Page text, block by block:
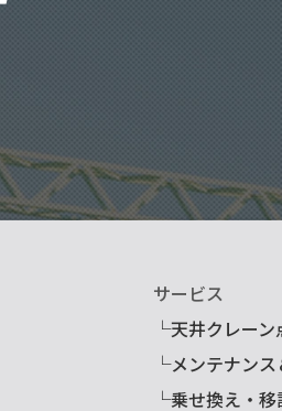
サービス
└天井クレーン
└メンテナン
└乗せ換え・移